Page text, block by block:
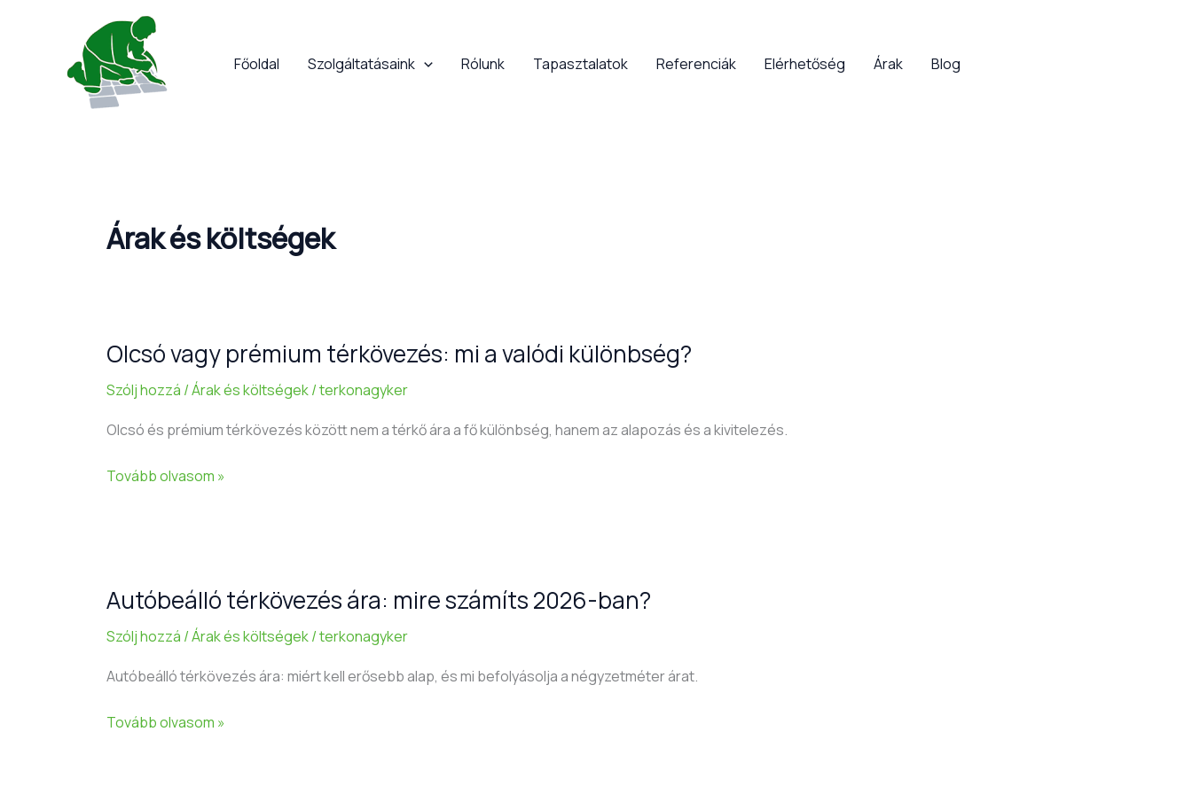
Főoldal Szolgáltatásaink Rólunk Tapasztalatok Referenciák Elérhetőség Árak Blog
Árak és költségek
Olcsó vagy prémium térkövezés: mi a valódi különbség?
Szólj hozzá /Árak és költségek/terkonagyker
Olcsó és prémium térkövezés között nem a térkő ára a fő különbség, hanem az alapozás és a kivitelezés.
Olcsó
prémium
térkövezés:
a
Tovább olvasom »
Autóbeálló térkövezés ára: mire számíts 2026-ban?
Szólj hozzá /Árak és költségek/terkonagyker
Autóbeálló térkövezés ára: miért kell erősebb alap, és mi befolyásolja a négyzetméter árat.
Autóbeálló
ára:
mire
2026-
Tovább olvasom »